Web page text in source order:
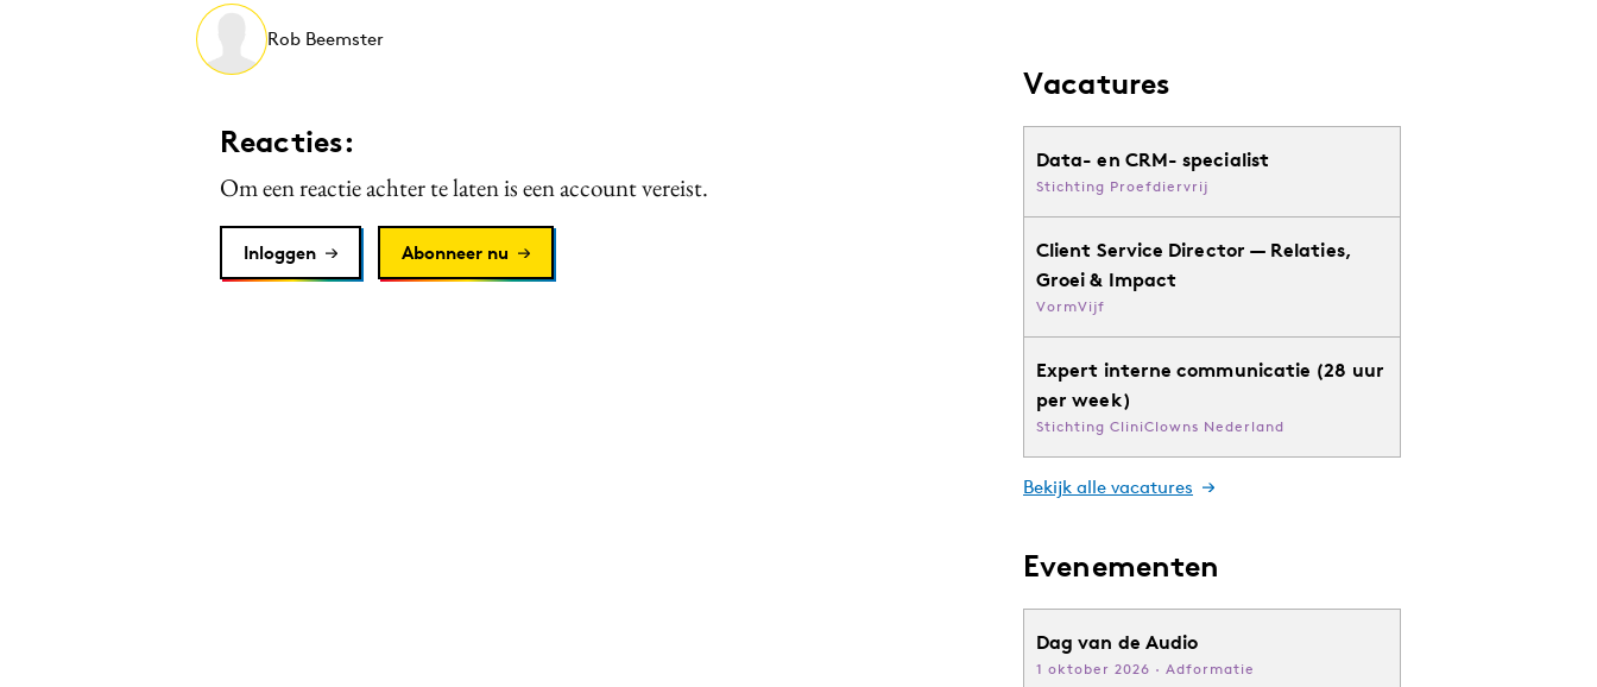
Rob Beemster
Reacties:
Om een reactie achter te laten is een account vereist.
Inloggen Abonneer nu
Vacatures
Data- en CRM- specialist
Stichting Proefdiervrij
Client Service Director — Relaties,
Groei & Impact
VormVijf
Expert interne communicatie (28 uur
per week)
Stichting CliniClowns Nederland
Bekijk alle vacatures
Evenementen
Dag van de Audio
1 oktober 2026 · Adformatie